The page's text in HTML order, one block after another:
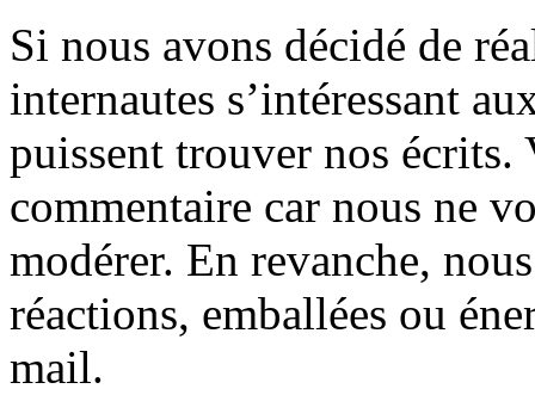
Si nous avons décidé de
internautes s’intéressant
puissent trouver nos écrits.
commentaire car nous ne
modérer. En revanche,
réactions, emballées ou
mail.